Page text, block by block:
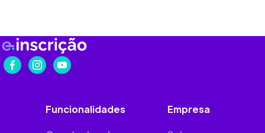
Funcionalidades Empresa